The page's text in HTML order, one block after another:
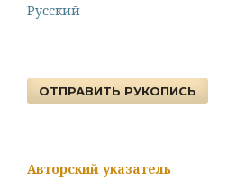
Русский
ОТПРАВИТЬ РУКОПИСЬ
Авторский указатель